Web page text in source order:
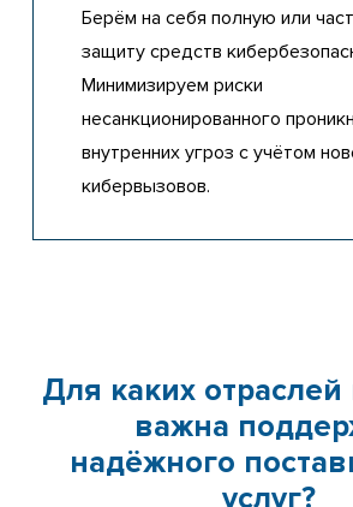
Берём на себя полную или
защиту средств
Минимизируем риски
несанкционированного
внутренних угроз с учётом
кибервызовов.
Для каких
важна
надёжного
услуг?